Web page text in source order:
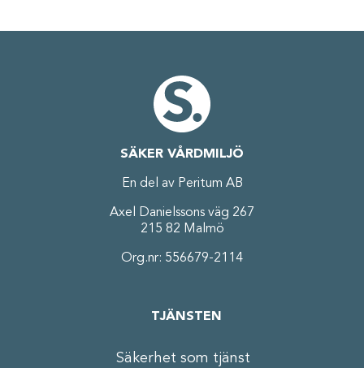
SÄKER VÅRDMILJÖ
En del av Peritum AB
Axel Danielssons väg 267
215 82 Malmö
Org.nr: 556679-2114
TJÄNSTEN
Säkerhet som tjänst